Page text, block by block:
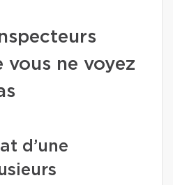
ne voyez
d’une